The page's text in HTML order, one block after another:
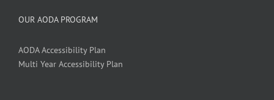
OUR AODA PROGRAM
AODA Accessibility Plan
Multi Year Accessibility Plan